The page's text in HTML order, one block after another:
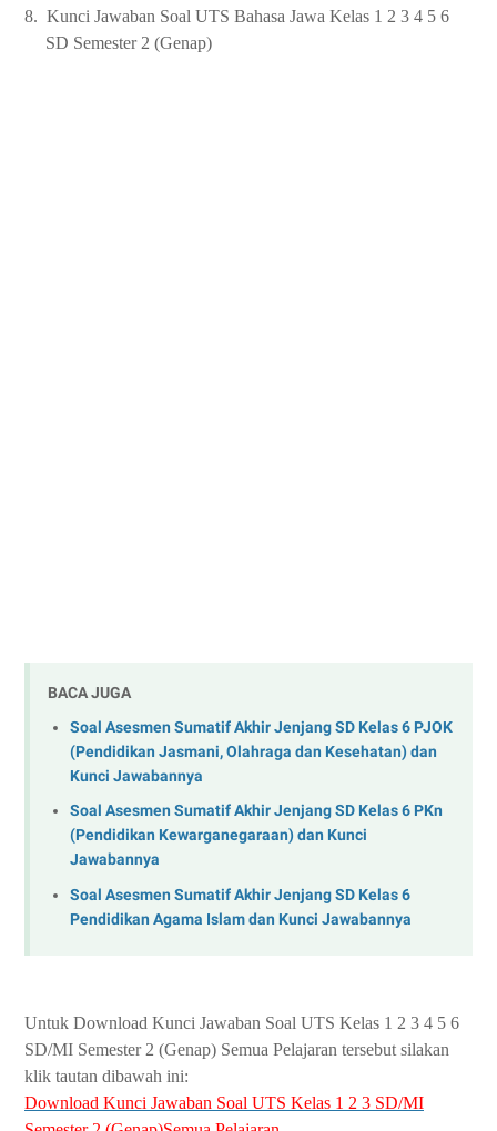
8. Kunci Jawaban Soal UTS Bahasa Jawa Kelas 1 2 3 4 5 6
SD Semester 2 (Genap)
BACA JUGA
Soal Asesmen Sumatif Akhir Jenjang SD Kelas 6 PJOK
(Pendidikan Jasmani, Olahraga dan Kesehatan) dan
Kunci Jawabannya
Soal Asesmen Sumatif Akhir Jenjang SD Kelas 6 PKn
(Pendidikan Kewarganegaraan) dan Kunci
Jawabannya
Soal Asesmen Sumatif Akhir Jenjang SD Kelas 6
Pendidikan Agama Islam dan Kunci Jawabannya
Untuk Download Kunci Jawaban Soal UTS Kelas 1 2 3 4 5 6
SD/MI Semester 2 (Genap) Semua Pelajaran tersebut silakan
klik tautan dibawah ini:
Download Kunci Jawaban Soal UTS Kelas 1 2 3 SD/MI